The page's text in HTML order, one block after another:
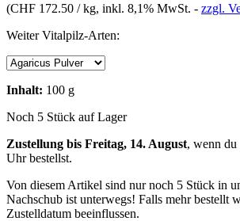
(CHF 172.50 / kg, inkl. 8,1% MwSt. - zzgl.
Weiter Vitalpilz-Arten:
Inhalt: 100 g
Noch 5 Stück auf Lager
Zustellung bis Freitag, 14. August, wenn du
Uhrbestellst.
Von diesem Artikel sind nur noch 5 Stück in
Nachschub ist unterwegs! Falls mehr bestellt
Zustelldatum beeinflussen.